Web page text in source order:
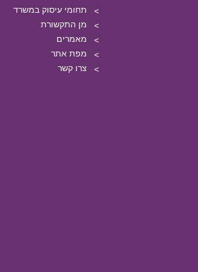
תחומי עיסוק במשרד
מן התקשורת
מאמרים
מפת אתר
צרו קשר